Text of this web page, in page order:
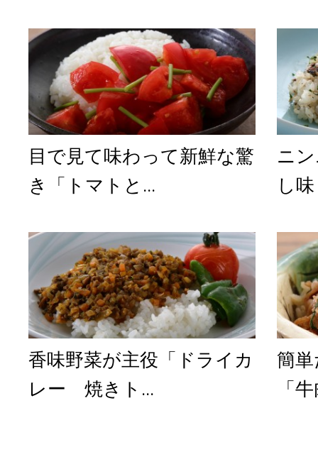
目で見て味わって新鮮な驚
き「トマトと...
ニ
し
香味野菜が主役「ドライカ
レー 焼きト...
簡
「